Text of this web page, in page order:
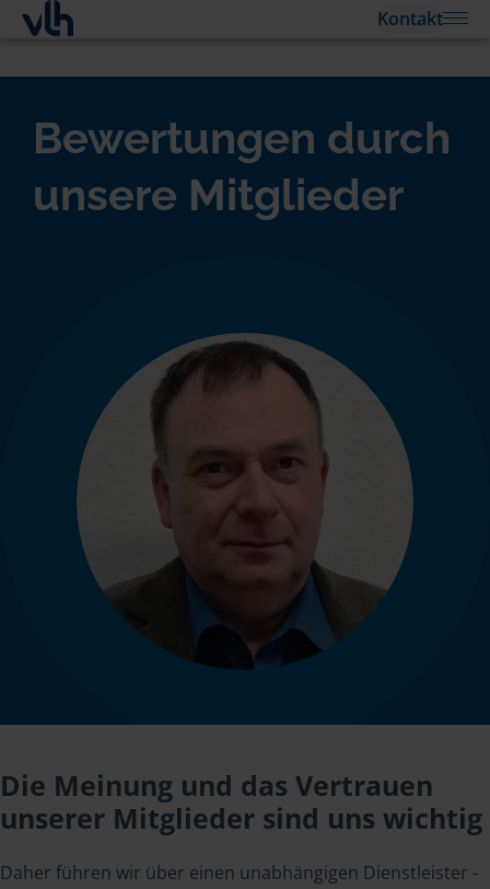
Kontakt
Bewertungen durch
unsere Mitglieder
Die Meinung und das Vertrauen
unserer Mitglieder sind uns wichtig
Daher führen wir über einen unabhängigen Dienstleister -